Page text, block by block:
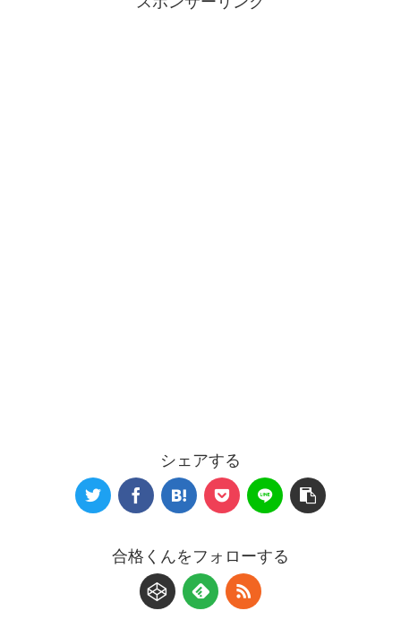
シェアする
合格くんをフォローする